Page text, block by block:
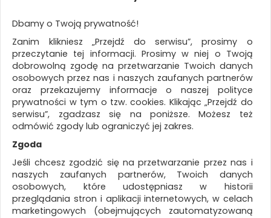
KATEGORIE
WSZYSTKIE KATEGORIE
FILTRY
Więcej
REKLAMA
AKTUALNOŚCI
Artykuły do pisania i korygowania Ołówek
Dbamy o Twoją prywatność!
Zanim klikniesz „Przejdź do serwisu”, prosimy o
przeczytanie tej informacji. Prosimy w niej o Twoją
dobrowolną zgodę na przetwarzanie Twoich danych
osobowych przez nas i naszych zaufanych partnerów
oraz przekazujemy informacje o naszej polityce
prywatności w tym o tzw. cookies. Klikając „Przejdź do
serwisu”, zgadzasz się na poniższe. Możesz też
odmówić zgody lub ograniczyć jej zakres.
Zgoda
Jeśli chcesz zgodzić się na przetwarzanie przez nas i
naszych zaufanych partnerów, Twoich danych
osobowych, które udostępniasz w historii
przeglądania stron i aplikacji internetowych, w celach
marketingowych (obejmujących zautomatyzowaną